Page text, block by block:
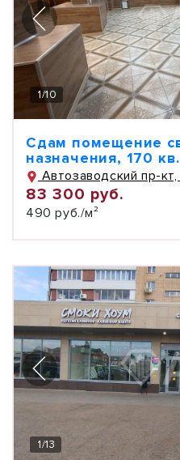
1/10
Сдам помещение
назначения, 170
Автозаводский пр-
83 300 руб.
490 руб./м²
1/13